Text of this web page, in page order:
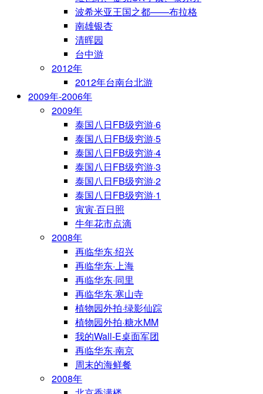
波希米亚王国之都——布拉格
南雄银杏
清晖园
台中游
2012年
2012年台南台北游
2009年-2006年
2009年
泰国八日FB级穷游·6
泰国八日FB级穷游·5
泰国八日FB级穷游·4
泰国八日FB级穷游·3
泰国八日FB级穷游·2
泰国八日FB级穷游·1
寅寅·百日照
牛年花市点滴
2008年
再临华东·绍兴
再临华东·上海
再临华东·同里
再临华东·寒山寺
植物园外拍·绿影仙踪
植物园外拍·糖水MM
我的Wall-E桌面军团
再临华东·南京
周末的海鲜餐
2008年